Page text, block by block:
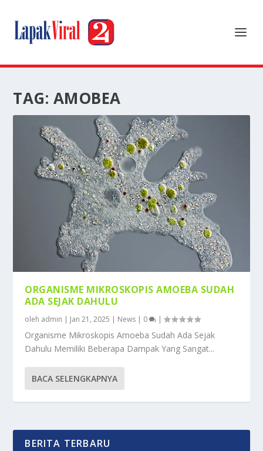
TAG: AMOBEA
ORGANISME MIKROSKOPIS AMOEBA SUDAH
ADA SEJAK DAHULU
oleh admin | Jan 21, 2025 | News | 0 |
Organisme Mikroskopis Amoeba Sudah Ada Sejak
Dahulu Memiliki Beberapa Dampak Yang Sangat...
BACA SELENGKAPNYA
BERITA TERBARU